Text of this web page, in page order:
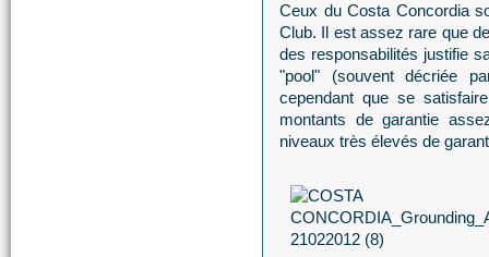
Ceux du Costa Concordia
Club. Il est assez rare que
des responsabilités justifie
"pool" (souvent décriée
cependant que se
montants de garantie
niveaux très élevés de